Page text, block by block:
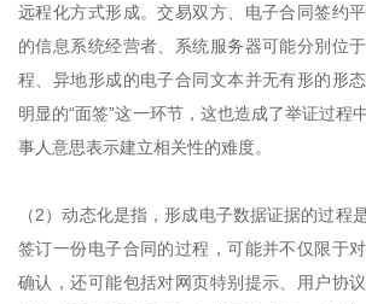
远程化方式形成。交易双方、电子合同签约
的信息系统经营者、系统服务器可能分別位
程、异地形成的电子合同文本并无有形的形
明显的“面签”这一环节，这也造成了举证过程
事人意思表示建立相关性的难度。
（2）动态化是指，形成电子数据证据的过程
签订一份电子合同的过程，可能并不仅限于
确认，还可能包括对网页特别提示、用户协